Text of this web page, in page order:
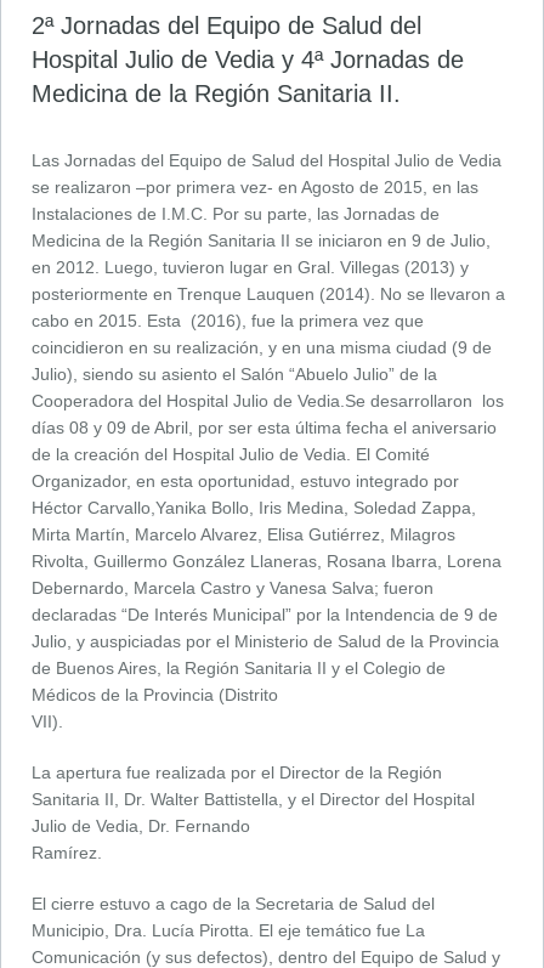
2ª Jornadas del Equipo de Salud del
Hospital Julio de Vedia y 4ª Jornadas de
Medicina de la Región Sanitaria II.
Las Jornadas del Equipo de Salud del Hospital Julio de Vedia
se realizaron –por primera vez- en Agosto de 2015, en las
Instalaciones de I.M.C. Por su parte, las Jornadas de
Medicina de la Región Sanitaria II se iniciaron en 9 de Julio,
en 2012. Luego, tuvieron lugar en Gral. Villegas (2013) y
posteriormente en Trenque Lauquen (2014). No se llevaron a
cabo en 2015. Esta (2016), fue la primera vez que
coincidieron en su realización, y en una misma ciudad (9 de
Julio), siendo su asiento el Salón “Abuelo Julio” de la
Cooperadora del Hospital Julio de Vedia.Se desarrollaron los
días 08 y 09 de Abril, por ser esta última fecha el aniversario
de la creación del Hospital Julio de Vedia. El Comité
Organizador, en esta oportunidad, estuvo integrado por
Héctor Carvallo,Yanika Bollo, Iris Medina, Soledad Zappa,
Mirta Martín, Marcelo Alvarez, Elisa Gutiérrez, Milagros
Rivolta, Guillermo González Llaneras, Rosana Ibarra, Lorena
Debernardo, Marcela Castro y Vanesa Salva; fueron
declaradas “De Interés Municipal” por la Intendencia de 9 de
Julio, y auspiciadas por el Ministerio de Salud de la Provincia
de Buenos Aires, la Región Sanitaria II y el Colegio de
Médicos de la Provincia (Distrito
VII).
La apertura fue realizada por el Director de la Región
Sanitaria II, Dr. Walter Battistella, y el Director del Hospital
Julio de Vedia, Dr. Fernando
Ramírez.
El cierre estuvo a cago de la Secretaria de Salud del
Municipio, Dra. Lucía Pirotta. El eje temático fue La
Comunicación (y sus defectos), dentro del Equipo de Salud y